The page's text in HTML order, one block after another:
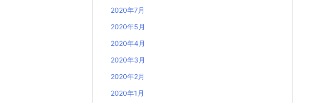
2020年7月
2020年5月
2020年4月
2020年3月
2020年2月
2020年1月